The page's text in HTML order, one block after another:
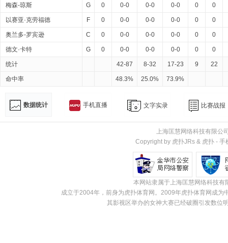
梅森-琼斯 G 0 0-0 0-0 0-0 0 0
以赛亚·克劳福德 F 0 0-0 0-0 0-0 0 0
奥兰多-罗宾逊 C 0 0-0 0-0 0-0 0 0
德文·卡特 G 0 0-0 0-0 0-0 0 0
统计 42-87 8-32 17-23 9 22
命中率 48.3% 25.0% 73.9%
数据统计 手机直播 文字实录 比赛战报
上海匡慧网络科技有限公
Copyright by 虎扑JRs & 虎扑 - 手
本网站隶属于上海匡慧网络科技
成立于2004年，前身为虎扑体育网。2009年虎扑体育网成
其影视区举办的女神大赛已经破圈引发数位